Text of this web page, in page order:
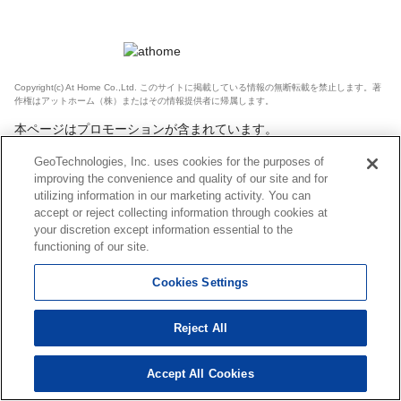
Copyright(c) At Home Co.,Ltd. このサイトに掲載している情報の無断転載を禁止します。著
作権はアットホーム（株）またはその情報提供者に帰属します。
本ページはプロモーションが含まれています。
GeoTechnologies, Inc. uses cookies for the purposes of
improving the convenience and quality of our site and for
utilizing information in our marketing activity. You can
accept or reject collecting information through cookies at
your discretion except information essential to the
functioning of our site.
Cookies Settings
Reject All
Accept All Cookies